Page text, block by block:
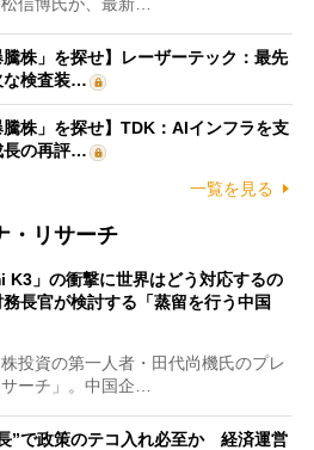
騰株」を探せ】レーザーテック：最先
な検査装…
騰株」を探せ】TDK：AIインフラを支
長の再評…
一覧を見る
・リサーチ
K3」の衝撃に世界はどう対応するの
長官が検討する「蒸留を行う中国
投資の第一人者・田代尚機氏のプレ
ーチ」。中国企…
”で政策のテコ入れ必至か 経済運営